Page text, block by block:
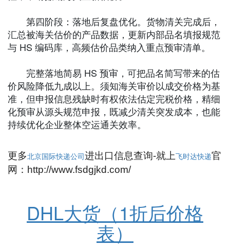
第四阶段：落地后复盘优化。货物清关完成后，
汇总被海关估价的产品数据，更新内部品名填报规范
与 HS 编码库，高频估价品类纳入重点预审清单。
完整落地简易 HS 预审，可把品名简写带来的估
价风险降低九成以上。须知海关审价以成交价格为基
准，但申报信息残缺时有权依法估定完税价格，精细
化预审从源头规范申报，既减少清关突发成本，也能
持续优化企业整体空运通关效率。
更多北京国际快递公司进出口信息查询-就上飞时达快递官
网：http://www.fsdgjkd.com/
DHL大货（1折后价格
表）